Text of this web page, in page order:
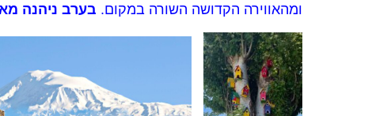
ומהאווירה הקדושה השורה במקום. בערב ניהנה